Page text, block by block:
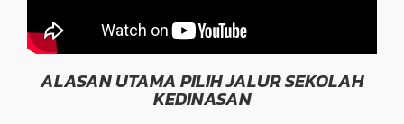
ALASAN UTAMA PILIH JALUR SEKOLAH
KEDINASAN